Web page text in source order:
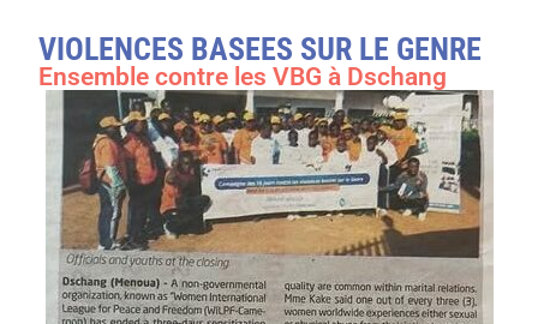
VIOLENCES BASEES SUR LE GENRE
Ensemble contre les VBG à Dschang